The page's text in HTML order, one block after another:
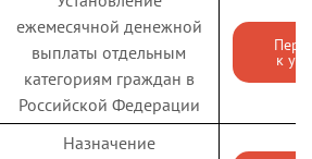
подвергнутым
административному
наказанию за
потребление
наркотических
средств или
к услуге
ежемесячной денежной
выплаты отдельным
категориям граждан в
Российской Федерации
к
Назначение